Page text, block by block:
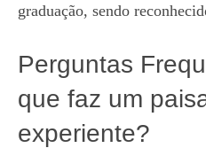
graduação, sendo
Perguntas
que faz um
experiente?